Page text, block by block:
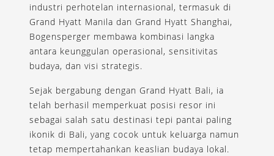
industri perhotelan internasional, termasuk di
Grand Hyatt Manila dan Grand Hyatt Shanghai,
Bogensperger membawa kombinasi langka
antara keunggulan operasional, sensitivitas
budaya, dan visi strategis.
Sejak bergabung dengan Grand Hyatt Bali, ia
telah berhasil memperkuat posisi resor ini
sebagai salah satu destinasi tepi pantai paling
ikonik di Bali, yang cocok untuk keluarga namun
tetap mempertahankan keaslian budaya lokal.